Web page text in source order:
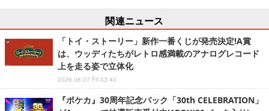
関連ニュース
「トイ・ストーリー」新作一番くじが発売決定!A賞
は、ウッディたちがレトロ感満載のアナログレコード
上を走る姿で立体化
2026.08.07 Fri 03:40
『ポケカ』30周年記念パック「30th CELEBRATION」